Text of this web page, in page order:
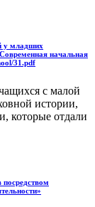
у младших
начальная
31.pdf
с малой
истории,
которые отдали